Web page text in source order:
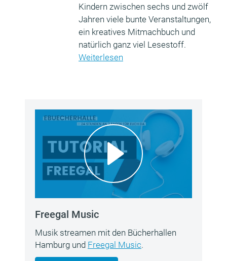
Kindern zwischen sechs und zwölf
Jahren viele bunte Veranstaltungen,
ein kreatives Mitmachbuch und
natürlich ganz viel Lesestoff.
Weiterlesen
Freegal Music
Musik streamen mit den Bücherhallen
Hamburg und Freegal Music.